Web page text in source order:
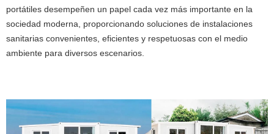
portátiles desempeñen un papel cada vez más importante en la
sociedad moderna, proporcionando soluciones de instalaciones
sanitarias convenientes, eficientes y respetuosas con el medio
ambiente para diversos escenarios.